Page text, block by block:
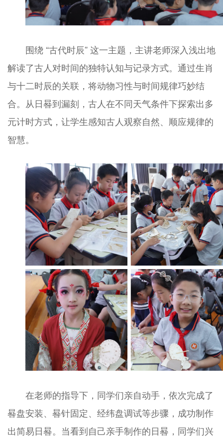
围绕 “古代时辰” 这一主题，主讲老师深入浅出地
解读了古人对时间的独特认知与记录方式。通过生肖
与十二时辰的关联，将动物习性与时间规律巧妙结
合。从日晷到漏刻，古人在不同天气条件下探索出多
元计时方式，让学生感知古人观察自然、顺应规律的
智慧。
在老师的指导下，同学们亲自动手，依次完成了
晷盘安装、晷针固定、经纬盘调试等步骤，成功制作
出简易日晷。当看到自己亲手制作的日晷，同学们兴